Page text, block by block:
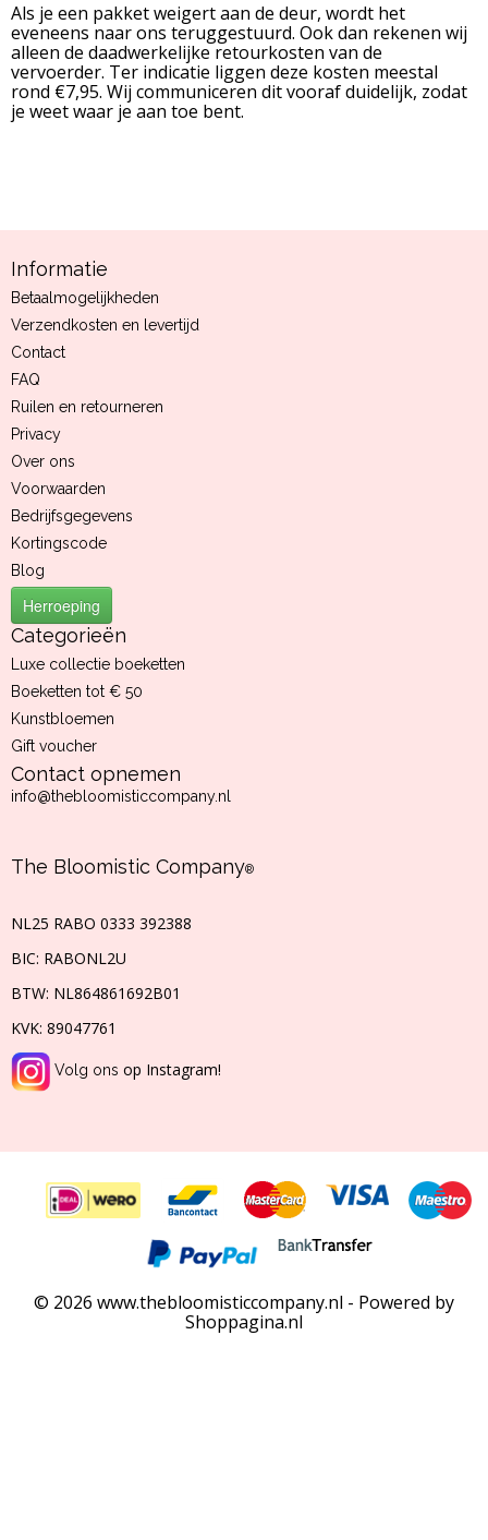
Als je een pakket weigert aan de deur, wordt het
eveneens naar ons teruggestuurd. Ook dan rekenen wij
alleen de daadwerkelijke retourkosten van de
vervoerder. Ter indicatie liggen deze kosten meestal
rond €7,95. Wij communiceren dit vooraf duidelijk, zodat
je weet waar je aan toe bent.
Informatie
Betaalmogelijkheden
Verzendkosten en levertijd
Contact
FAQ
Ruilen en retourneren
Privacy
Over ons
Voorwaarden
Bedrijfsgegevens
Kortingscode
Blog
Herroeping
Categorieën
Luxe collectie boeketten
Boeketten tot € 50
Kunstbloemen
Gift voucher
Contact opnemen
info@thebloomisticcompany.nl
The Bloomistic Company®
NL25 RABO 0333 392388
BIC: RABONL2U
BTW: NL864861692B01
KVK: 89047761
Volg ons op Instagram!
© 2026 www.thebloomisticcompany.nl - Powered by
Shoppagina.nl